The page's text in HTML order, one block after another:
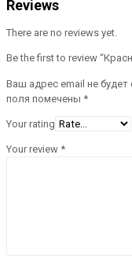
Reviews
There are no reviews yet.
Be the first to review
Ваш адрес email не будет
поля помечены *
Your rating
Your review *